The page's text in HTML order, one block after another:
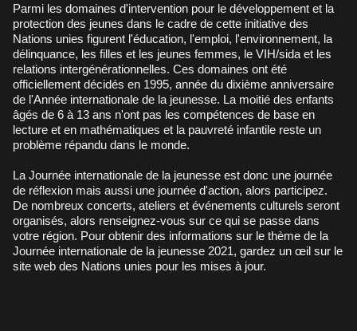
Parmi les domaines d'intervention pour le développement et la
protection des jeunes dans le cadre de cette initiative des
Nations unies figurent l'éducation, l'emploi, l'environnement, la
délinquance, les filles et les jeunes femmes, le VIH/sida et les
relations intergénérationnelles. Ces domaines ont été
officiellement décidés en 1995, année du dixième anniversaire
de l'Année internationale de la jeunesse. La moitié des enfants
âgés de 6 à 13 ans n'ont pas les compétences de base en
lecture et en mathématiques et la pauvreté infantile reste un
problème répandu dans le monde.
La Journée internationale de la jeunesse est donc une journée
de réflexion mais aussi une journée d'action, alors participez.
De nombreux concerts, ateliers et événements culturels seront
organisés, alors renseignez-vous sur ce qui se passe dans
votre région. Pour obtenir des informations sur le thème de la
Journée internationale de la jeunesse 2021, gardez un œil sur le
site web des Nations unies pour les mises à jour.